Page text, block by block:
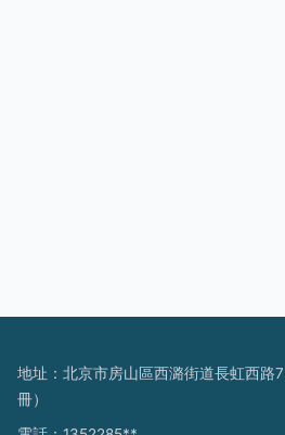
地址：北京市房山區西潞街道長虹西路
冊）